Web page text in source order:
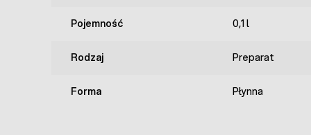
Pojemność 0,1 l
Rodzaj Preparat
Forma Płynna